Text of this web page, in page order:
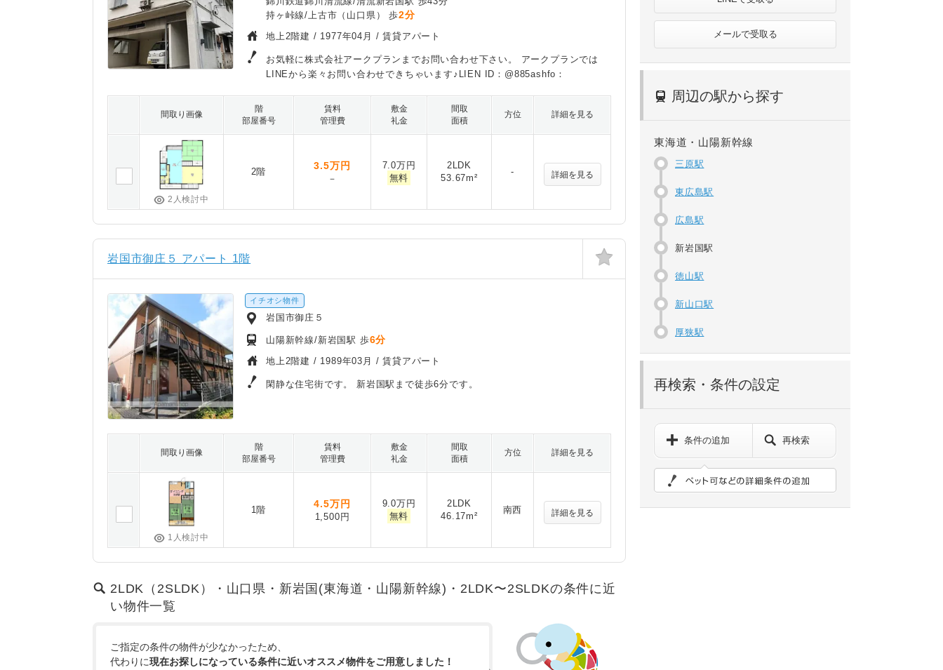
メールで受取る
周辺の駅から探す
東海道・山陽新幹線
三原駅
東広島駅
広島駅
新岩国駅
徳山駅
新山口駅
厚狭駅
再検索・条件の設定
条件の追加 再検索
持ヶ峠線/上古市（山口県） 歩2分
地上2階建 / 1977年04月 / 賃貸アパート
お気軽に株式会社アークプランまでお問い合わせ下さい。 アークプランでは
LINEから楽々お問い合わせできちゃいます♪LIEN ID：@885ashfo：
間取り画像
階
部屋番号
賃料
管理費
敷金
礼金
間取
面積
方位 詳細を見る
2人検討中
2階
3.5万円
－
7.0万円
無料
2LDK
53.67m²
- 詳細を見る
岩国市御庄５ アパート 1階
イチオシ物件
岩国市御庄５
山陽新幹線/新岩国駅 歩6分
地上2階建 / 1989年03月 / 賃貸アパート
閑静な住宅街です。 新岩国駅まで徒歩6分です。
間取り画像
階
部屋番号
賃料
管理費
敷金
礼金
間取
面積
方位 詳細を見る
1人検討中
1階
4.5万円
1,500円
9.0万円
無料
2LDK
46.17m²
南西 詳細を見る
2LDK（2SLDK）・山口県・新岩国(東海道・山陽新幹線)・2LDK〜2SLDKの条件に近
い物件一覧
ご指定の条件の物件が少なかったため、
代わりに現在お探しになっている条件に近いオススメ物件をご用意しました！